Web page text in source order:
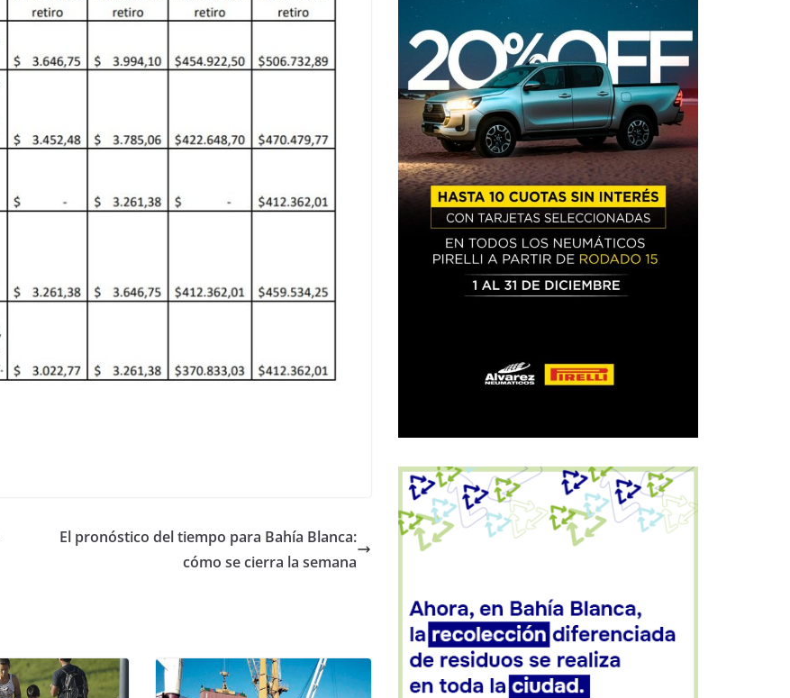
El pronóstico del tiempo para Bahía Blanca:
cómo se cierra la semana